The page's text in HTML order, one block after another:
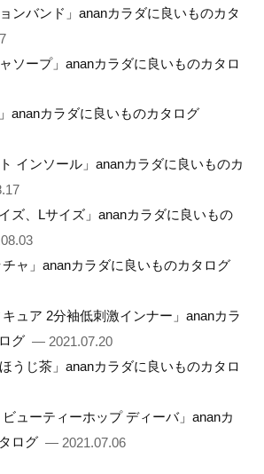
ンバンド」ananカラダに良いものカタ
ソープ」ananカラダに良いものカタロ
」ananカラダに良いものカタログ
インソール」ananカラダに良いものカ
ズ、Lサイズ」ananカラダに良いもの
チャ」ananカラダに良いものカタログ
キュア 2分袖低刺激インナー」ananカラ
グ — 2021.07.20
うじ茶」ananカラダに良いものカタロ
ビューティーホップ ディーバ」ananカ
ログ — 2021.07.06